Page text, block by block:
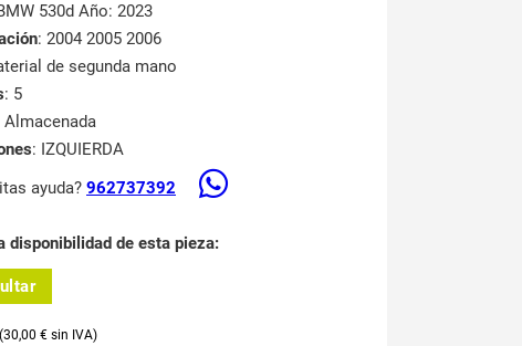
530d Año: 2023
: 2004 2005 2006
de segunda mano
: 5
Almacenada
: IZQUIERDA
ayuda? 962737392
disponibilidad de esta pieza:
30,00 €